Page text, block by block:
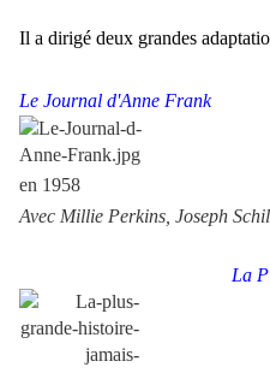
Il a dirigé deux grandes
Le Journal d'Anne Frank
en 1958
Avec Millie Perkins, Joseph
La